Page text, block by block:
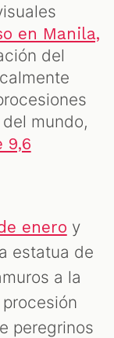
en Manila,
del
mundo,
9,6
enero y
estatua de
a la
peregrinos